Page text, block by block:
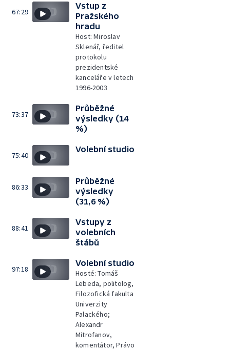
67:29
Vstup z
Pražského
hradu
Host: Miroslav
Sklenář, ředitel
protokolu
prezidentské
kanceláře v letech
1996-2003
73:37
Průběžné
výsledky (14
%)
75:40
Volební studio
86:33
Průběžné
výsledky
(31,6 %)
88:41
Vstupy z
volebních
štábů
97:18
Volební studio
Hosté: Tomáš
Lebeda, politolog,
Filozofická fakulta
Univerzity
Palackého;
Alexandr
Mitrofanov,
komentátor, Právo